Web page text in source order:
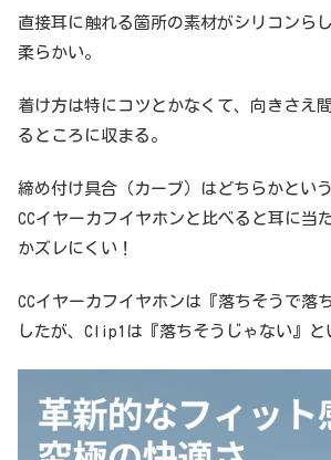
直接耳に触れる箇所の素材がシリコンら
柔らかい。
着け方は特にコツとかなくて、向きさえ
るところに収まる。
締め付け具合（カーブ）はどちらかとい
CCイヤーカフイヤホンと比べると耳に当
かズレにくい！
CCイヤーカフイヤホンは『落ちそうで落
したが、Clip1は『落ちそうじゃない』と